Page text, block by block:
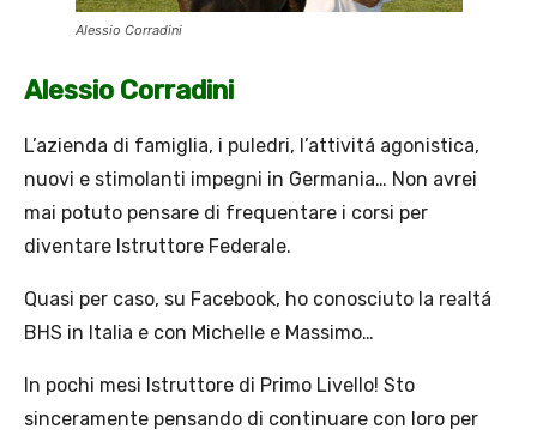
Alessio Corradini
Alessio Corradini
L’azienda di famiglia, i puledri, l’attivitá agonistica,
nuovi e stimolanti impegni in Germania… Non avrei
mai potuto pensare di frequentare i corsi per
diventare Istruttore Federale.
Quasi per caso, su Facebook, ho conosciuto la realtá
BHS in Italia e con Michelle e Massimo…
In pochi mesi Istruttore di Primo Livello! Sto
sinceramente pensando di continuare con loro per